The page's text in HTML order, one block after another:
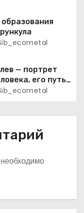
— портрет
его путь
счастье